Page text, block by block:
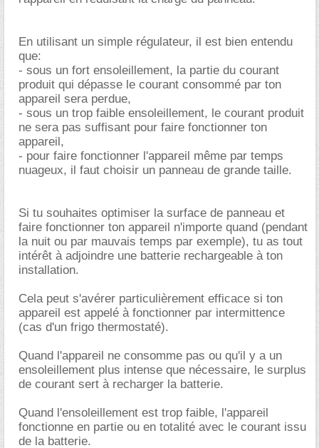
En utilisant un simple régulateur, il est bien entendu
que:
- sous un fort ensoleillement, la partie du courant
produit qui dépasse le courant consommé par ton
appareil sera perdue,
- sous un trop faible ensoleillement, le courant produit
ne sera pas suffisant pour faire fonctionner ton
appareil,
- pour faire fonctionner l'appareil même par temps
nuageux, il faut choisir un panneau de grande taille.
Si tu souhaites optimiser la surface de panneau et
faire fonctionner ton appareil n'importe quand (pendant
la nuit ou par mauvais temps par exemple), tu as tout
intérêt à adjoindre une batterie rechargeable à ton
installation.
Cela peut s'avérer particulièrement efficace si ton
appareil est appelé à fonctionner par intermittence
(cas d'un frigo thermostaté).
Quand l'appareil ne consomme pas ou qu'il y a un
ensoleillement plus intense que nécessaire, le surplus
de courant sert à recharger la batterie.
Quand l'ensoleillement est trop faible, l'appareil
fonctionne en partie ou en totalité avec le courant issu
de la batterie.